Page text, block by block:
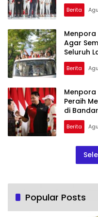
Berita
Menpora
Agar
Seluruh
Berita
Peraih
di
Berita
Popular Posts